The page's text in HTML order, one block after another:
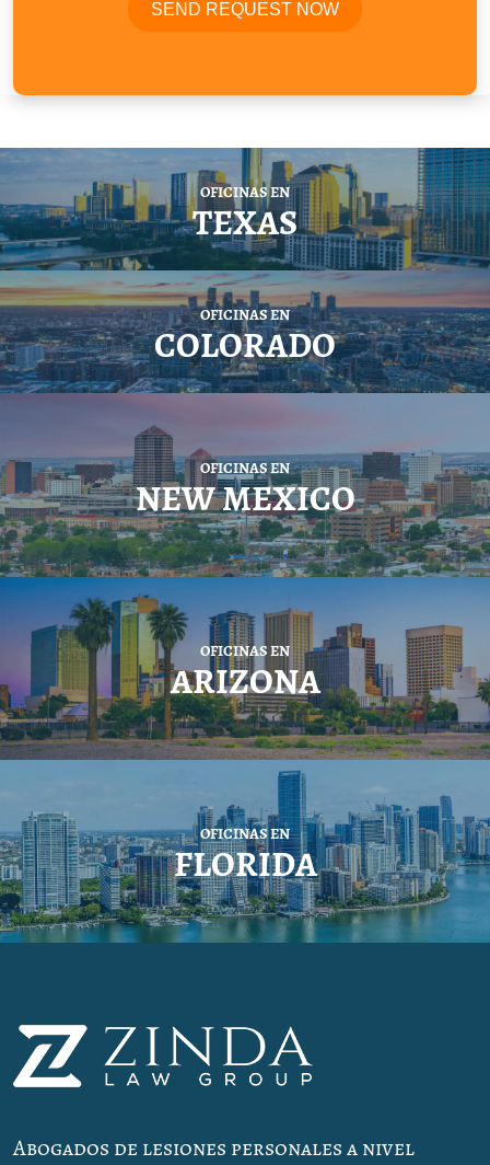
OFICINAS EN
TEXAS
OFICINAS EN
COLORADO
OFICINAS EN
NEW MEXICO
OFICINAS EN
ARIZONA
OFICINAS EN
FLORIDA
Abogados de lesiones personales a nivel